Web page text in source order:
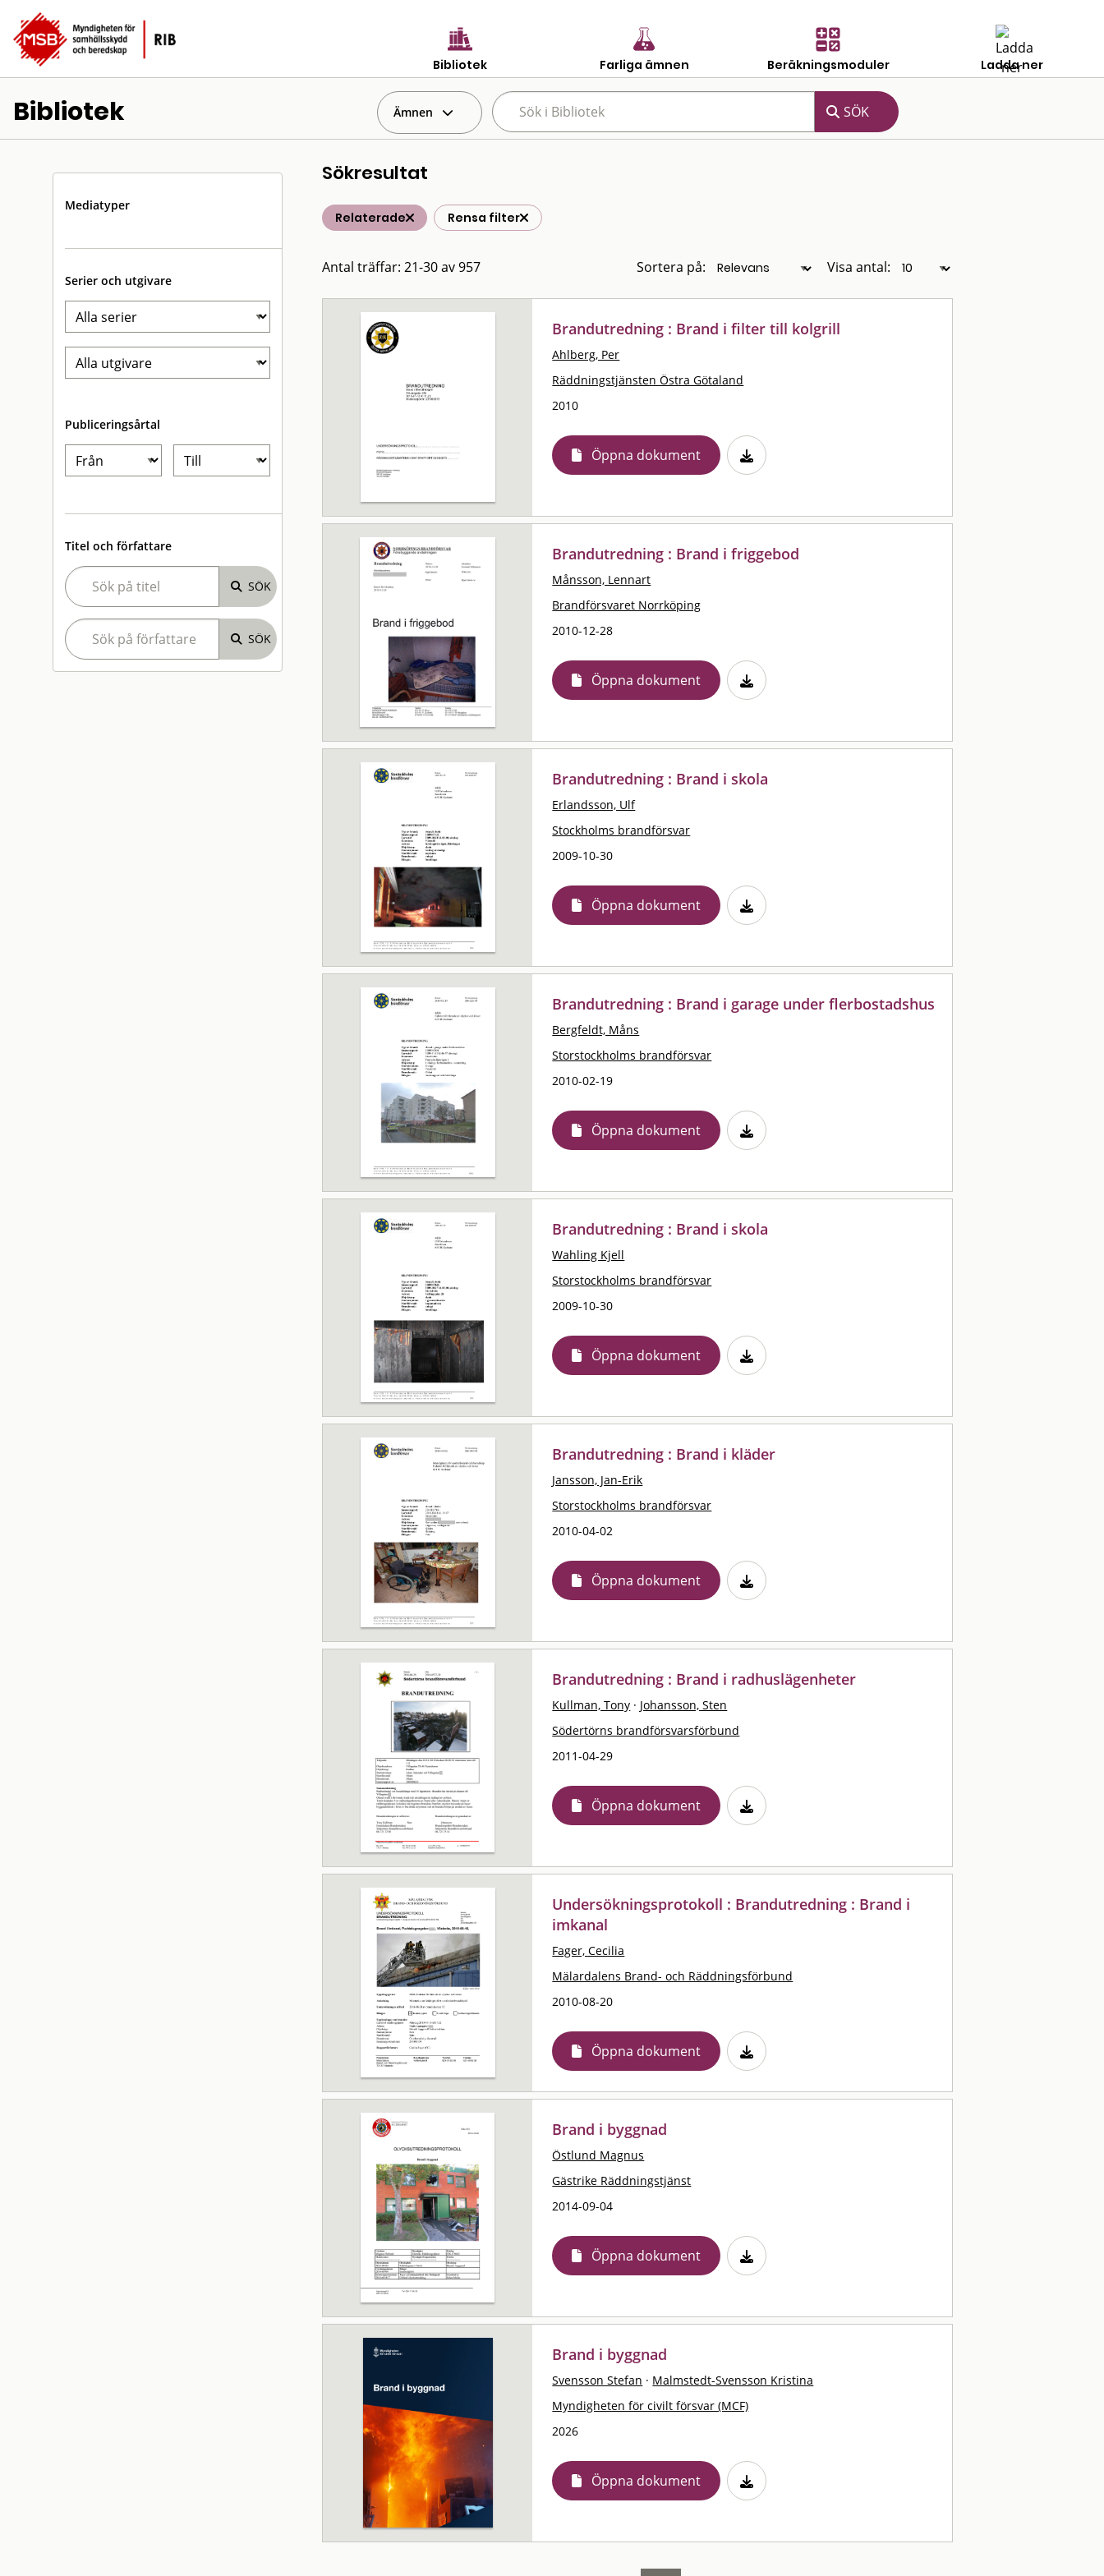
Bibliotek Farliga ämnen Beräkningsmoduler Ladda ner
Bibliotek Ämnen
Mediatyper
Serier och utgivare
Publiceringsårtal
Titel och författare
Sökresultat
Relaterade Rensa filter
Antal träffar: 21-30 av 957 Sortera på: Visa antal:
Brandutredning : Brand i filter till kolgrill
Ahlberg, Per
Räddningstjänsten Östra Götaland
2010
Öppna dokument
Brandutredning : Brand i friggebod
Månsson, Lennart
Brandförsvaret Norrköping
2010-12-28
Öppna dokument
Brandutredning : Brand i skola
Erlandsson, Ulf
Stockholms brandförsvar
2009-10-30
Öppna dokument
Brandutredning : Brand i garage under flerbostadshus
Bergfeldt, Måns
Storstockholms brandförsvar
2010-02-19
Öppna dokument
Brandutredning : Brand i skola
Wahling Kjell
Storstockholms brandförsvar
2009-10-30
Öppna dokument
Brandutredning : Brand i kläder
Jansson, Jan-Erik
Storstockholms brandförsvar
2010-04-02
Öppna dokument
Brandutredning : Brand i radhuslägenheter
Kullman, Tony · Johansson, Sten
Södertörns brandförsvarsförbund
2011-04-29
Öppna dokument
Undersökningsprotokoll : Brandutredning : Brand i
imkanal
Fager, Cecilia
Mälardalens Brand- och Räddningsförbund
2010-08-20
Öppna dokument
Brand i byggnad
Östlund Magnus
Gästrike Räddningstjänst
2014-09-04
Öppna dokument
Brand i byggnad
Svensson Stefan · Malmstedt-Svensson Kristina
Myndigheten för civilt försvar (MCF)
2026
Öppna dokument